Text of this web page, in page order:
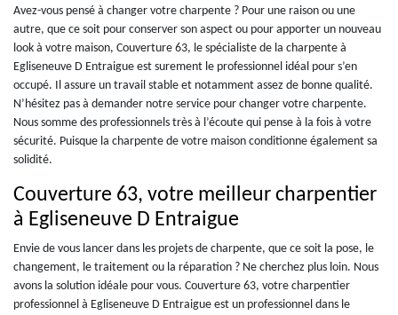
Avez-vous pensé à changer votre charpente ? Pour une raison ou une
autre, que ce soit pour conserver son aspect ou pour apporter un nouveau
look à votre maison, Couverture 63, le spécialiste de la charpente à
Egliseneuve D Entraigue est surement le professionnel idéal pour s’en
occupé. Il assure un travail stable et notamment assez de bonne qualité.
N’hésitez pas à demander notre service pour changer votre charpente.
Nous somme des professionnels très à l’écoute qui pense à la fois à votre
sécurité. Puisque la charpente de votre maison conditionne également sa
solidité.
Couverture 63, votre meilleur charpentier
à Egliseneuve D Entraigue
Envie de vous lancer dans les projets de charpente, que ce soit la pose, le
changement, le traitement ou la réparation ? Ne cherchez plus loin. Nous
avons la solution idéale pour vous. Couverture 63, votre charpentier
professionnel à Egliseneuve D Entraigue est un professionnel dans le